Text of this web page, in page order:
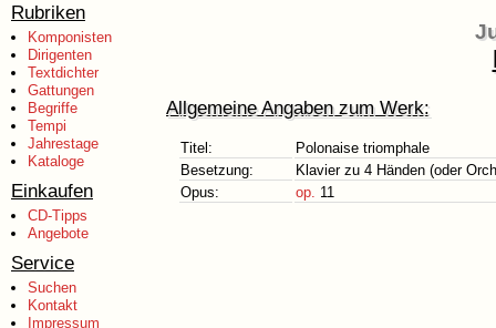
Rubriken
Komponisten
Dirigenten
Textdichter
Gattungen
Begriffe
Tempi
Jahrestage
Kataloge
Einkaufen
CD-Tipps
Angebote
Service
Suchen
Kontakt
Impressum
Allgemeine Angaben zum Werk:
Titel:
Polonaise triomphale
Besetzung:
Klavier zu 4 Händen (oder
Opus:
op. 11